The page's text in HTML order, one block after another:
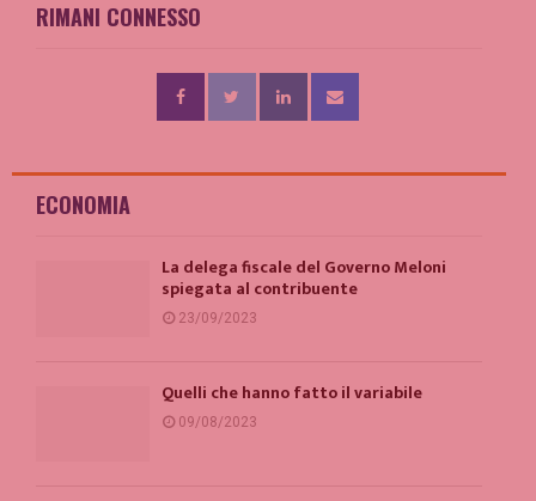
RIMANI CONNESSO
ECONOMIA
La delega fiscale del Governo Meloni
spiegata al contribuente
23/09/2023
Quelli che hanno fatto il variabile
09/08/2023